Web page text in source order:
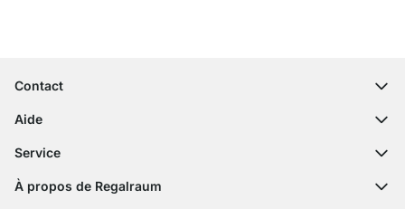
Contact
contact@regalraum.com
Formulaire de contact
Aide
Questions fréquentes
Expédition
Service
Configurateur
À propos de Regalraum